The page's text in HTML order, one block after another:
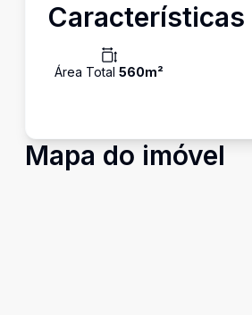
Características
Área Total 560m²
Mapa do imóvel